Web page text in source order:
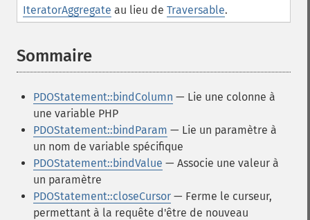
IteratorAggregate au lieu de Traversable.
Sommaire
PDOStatement::bindColumn — Lie une colonne à
une variable PHP
PDOStatement::bindParam — Lie un paramètre à
un nom de variable spécifique
PDOStatement::bindValue — Associe une valeur à
un paramètre
PDOStatement::closeCursor — Ferme le curseur,
permettant à la requête d'être de nouveau